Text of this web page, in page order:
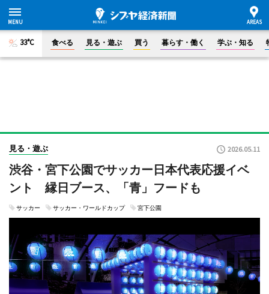
33°C 食べる 見る・遊ぶ 買う 暮らす・働く 学ぶ・知る
見る・遊ぶ 2026.05.11
渋谷・宮下公園でサッカー日本代表応援イベ
ント 縁日ブース、「青」フードも
サッカー サッカー・ワールドカップ 宮下公園